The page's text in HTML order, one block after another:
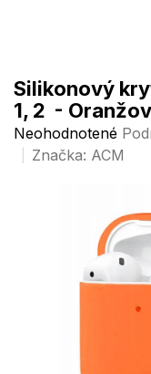
Silikonový
1, 2 -
Priemerné
hodnotenie
hviezdičiek.
Neohodnotené
Značka: ACM